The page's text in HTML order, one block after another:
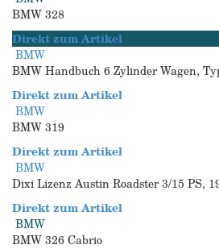
BMW 328
Direkt zum Artikel
BMW
BMW Handbuch 6 Zylinder Wagen,
Direkt zum Artikel
BMW
BMW 319
Direkt zum Artikel
BMW
Dixi Lizenz Austin Roadster 3/15 PS,
Direkt zum Artikel
BMW
BMW 326 Cabrio